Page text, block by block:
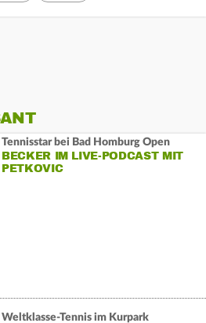
Tennisstar bei Bad Homburg Open
BECKER IM LIVE-PODCAST MIT
PETKOVIC
Weltklasse-Tennis im Kurpark